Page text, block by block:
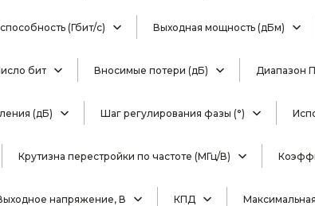
(Гбит/с) Выходная мощность (дБм)
бит Вносимые потери (дБ) Диапазон
(дБ) Шаг регулирования фазы (°)
Крутизна перестройки по частоте (МГц/В)
напряжение, В КПД Максимальная